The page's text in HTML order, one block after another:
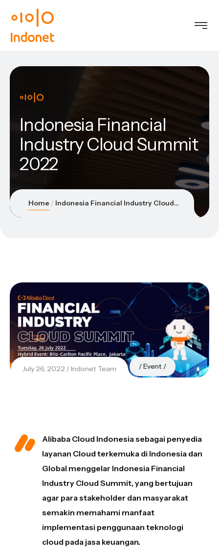
Indonesia Financial
Industry Cloud Summit
2022
Home Indonesia Financial Industry Cloud Summit 2022
July 26, 2022 Indonet Team Event
Alibaba Cloud Indonesia sebagai penyedia
layanan Cloud terkemuka di Indonesia dan
Global menggelar Indonesia Financial
Industry Cloud Summit, yang bertujuan
agar para stakeholder dan masyarakat
semakin memahami manfaat
implementasi penggunaan teknologi
cloud pada jasa keuangan.